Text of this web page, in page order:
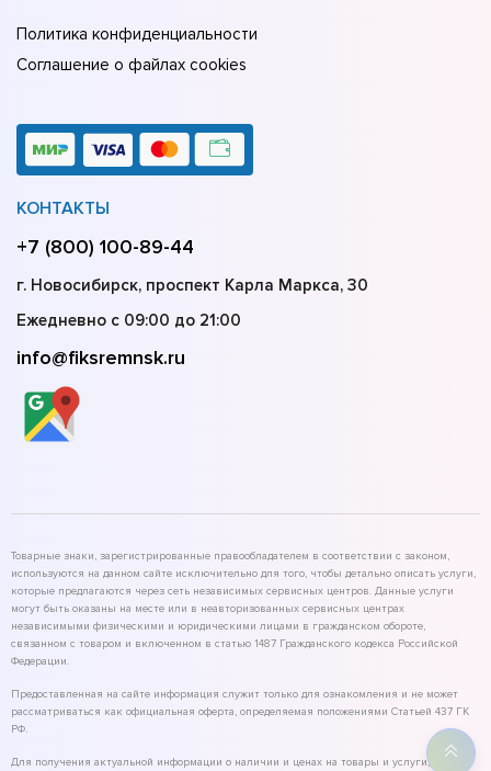
Политика конфиденциальности
Соглашение о файлах cookies
КОНТАКТЫ
+7 (800) 100-89-44
г. Новосибирск, проспект Карла Маркса, 30
Ежедневно с 09:00 до 21:00
info@fiksremnsk.ru
Товарные знаки, зарегистрированные правообладателем в соответствии с законом,
используются на данном сайте исключительно для того, чтобы детально описать услуги,
которые предлагаются через сеть независимых сервисных центров. Данные услуги
могут быть оказаны на месте или в неавторизованных сервисных центрах
независимыми физическими и юридическими лицами в гражданском обороте,
связанном с товаром и включенном в статью 1487 Гражданского кодекса Российской
Федерации.
Предоставленная на сайте информация служит только для ознакомления и не может
рассматриваться как официальная оферта, определяемая положениями Статьей 437 ГК
РФ.
Для получения актуальной информации о наличии и ценах на товары и услуги,